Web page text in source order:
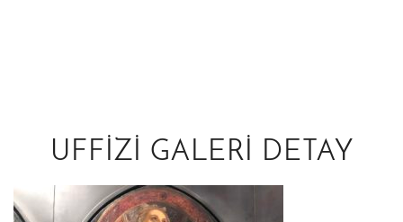
UFFIZI GALERI DETAY